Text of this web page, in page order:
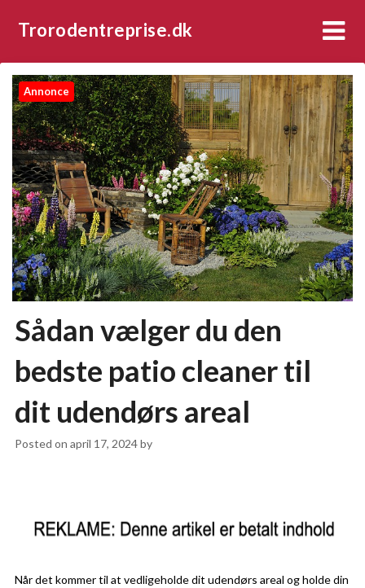
Trorodentreprise.dk
Annonce
Sådan vælger du den
bedste patio cleaner til
dit udendørs areal
Posted on april 17, 2024by
Når det kommer til at vedligeholde dit udendørs areal og holde din